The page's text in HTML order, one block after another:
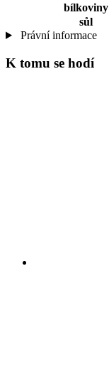
bílkoviny
sůl
Právní informace
K tomu se hodí